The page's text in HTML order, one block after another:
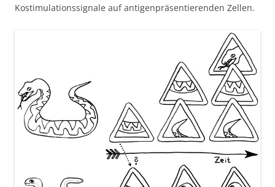
Kostimulationssignale auf antigenpräsentierenden Zellen.